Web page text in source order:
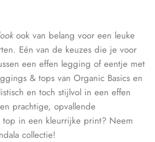
ook van belang voor een leuke
Eén van de keuzes die je voor
een effen legging of eentje met
& tops van Organic Basics en
en toch stijlvol in een effen
prachtige, opvallende
in een kleurrijke print? Neem
collectie!